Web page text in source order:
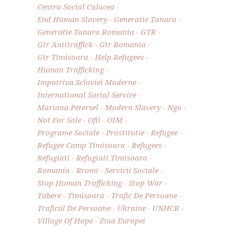
Centru Social Calacea
End Human Slavery
Generatie Tanara
Generatie Tanara Romania
GTR
Gtr Antitraffick
Gtr Romania
Gtr Timisoara
Help Refugees
Human Trafficking
Impotriva Sclaviei Moderne
International Social Service
Mariana Petersel
Modern Slavery
Ngo
Not For Sale
Ofii
OIM
Programe Sociale
Prostitutie
Refugee
Refugee Camp Timisoara
Refugees
Refugiati
Refugiati Timisoara
Romania
Rromi
Servicii Sociale
Stop Human Trafficking
Stop War
Tabere
Timisoara
Trafic De Persoane
Traficul De Persoane
Ukraine
UNHCR
Village Of Hope
Ziua Europei